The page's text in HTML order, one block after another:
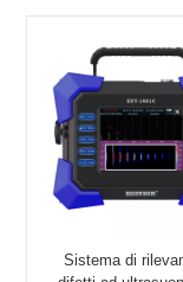
Sistema di